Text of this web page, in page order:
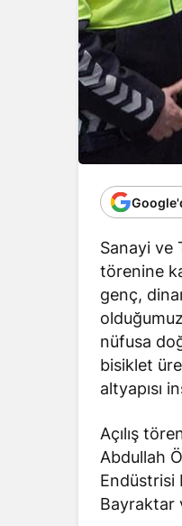
Sanayi ve
törenine
genç,
nüfusa
bisiklet
altyapısı
Açılış
Abdullah
Endüstrisi
Bayraktar